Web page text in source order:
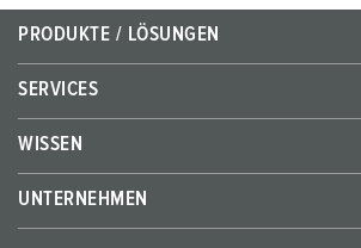
PRODUKTE / LÖSUNGEN
SERVICES
WISSEN
UNTERNEHMEN